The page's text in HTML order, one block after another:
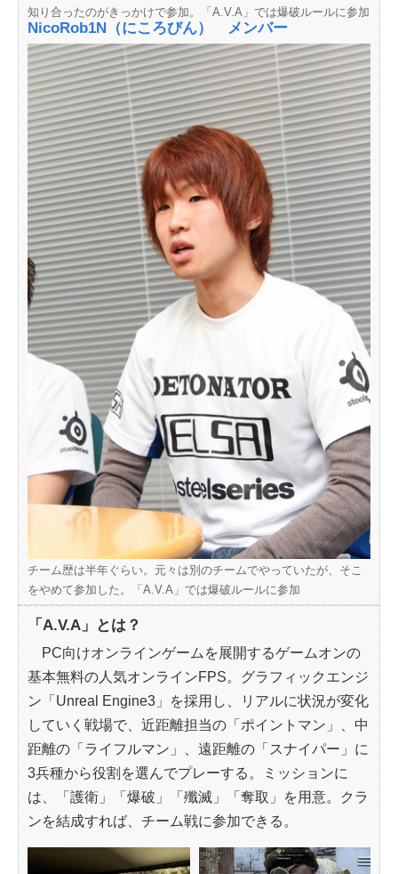
知り合ったのがきっかけで参加。「A.V.A」では爆破ルールに参加
NicoRob1N（にころびん） メンバー
チーム歴は半年ぐらい。元々は別のチームでやっていたが、そこ
をやめて参加した。「A.V.A」では爆破ルールに参加
「A.V.A」とは？
PC向けオンラインゲームを展開するゲームオンの
基本無料の人気オンラインFPS。グラフィックエンジ
ン「Unreal Engine3」を採用し、リアルに状況が変化
していく戦場で、近距離担当の「ポイントマン」、中
距離の「ライフルマン」、遠距離の「スナイパー」に
3兵種から役割を選んでプレーする。ミッションに
は、「護衛」「爆破」「殲滅」「奪取」を用意。クラ
ンを結成すれば、チーム戦に参加できる。